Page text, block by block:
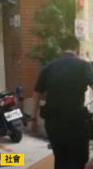
社會